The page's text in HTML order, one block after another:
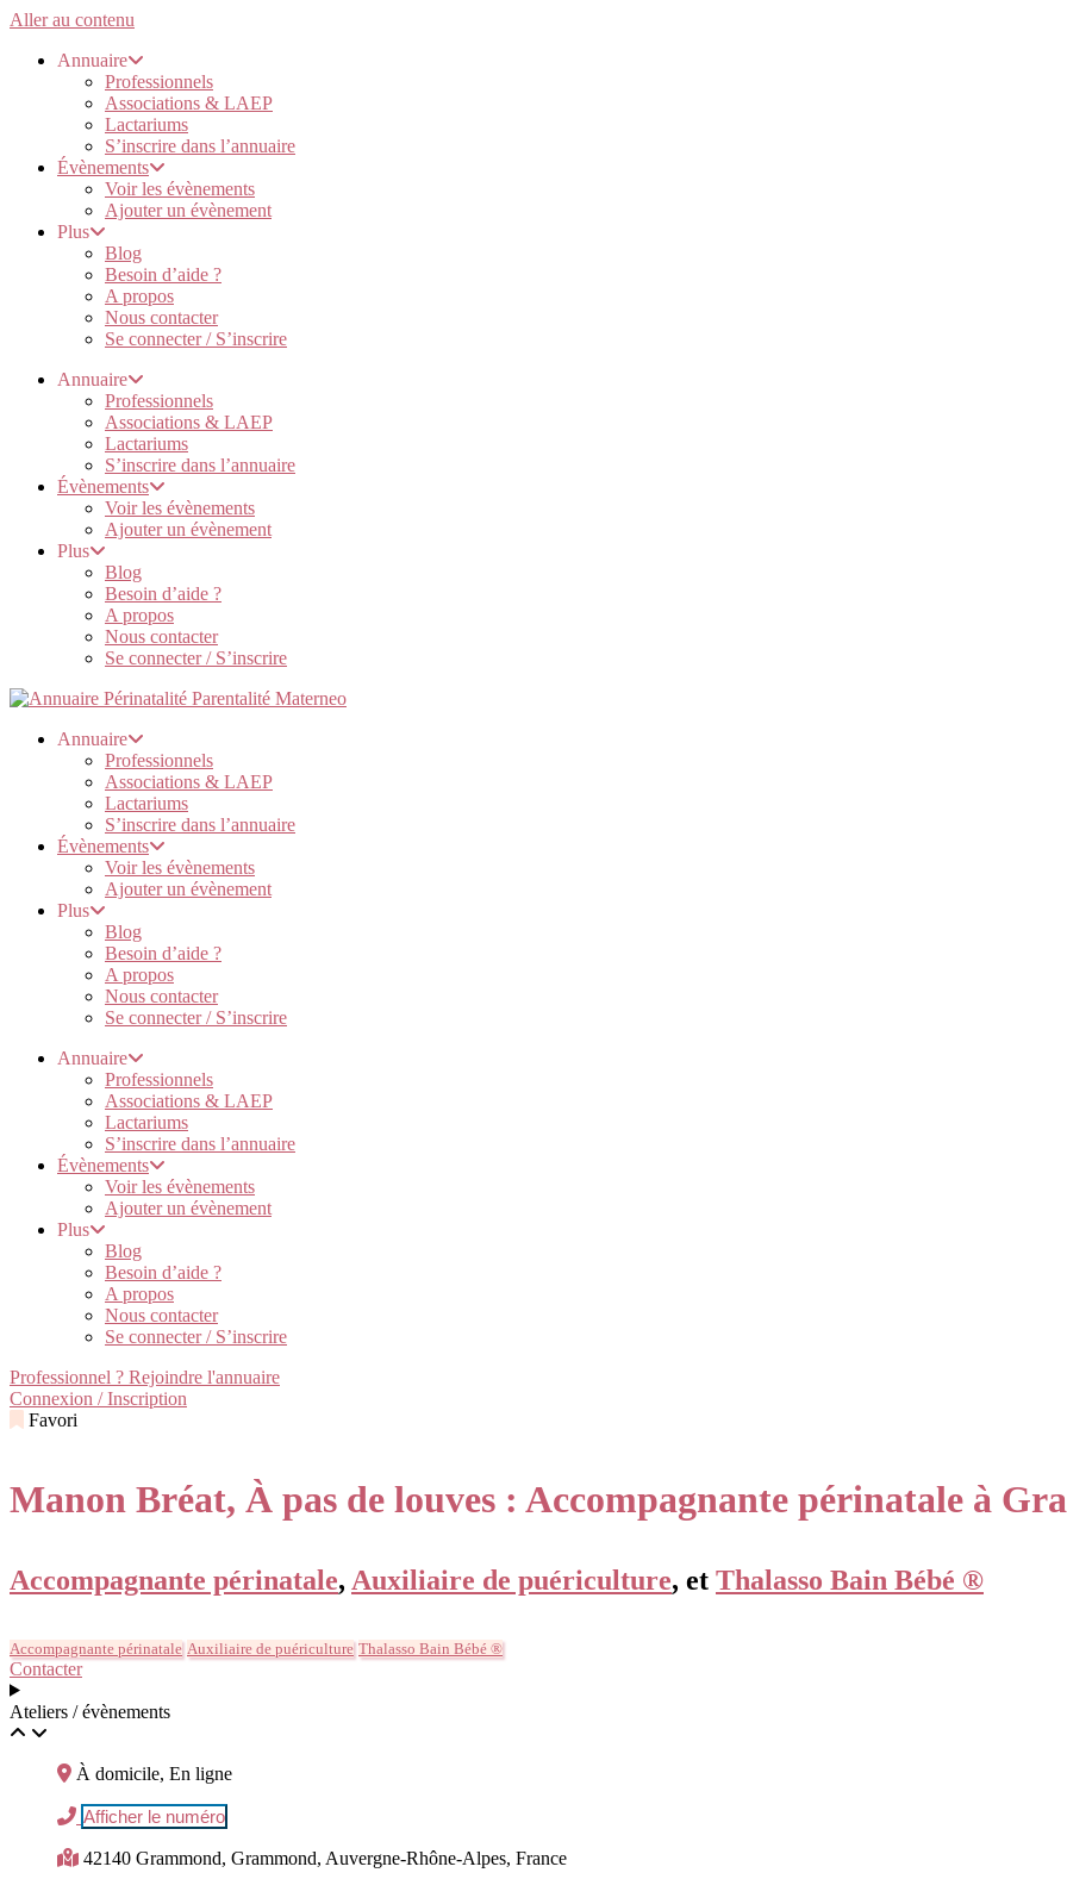
Aller au contenu
Annuaire
Professionnels
Associations & LAEP
Lactariums
S’inscrire dans l’annuaire
Évènements
Voir les évènements
Ajouter un évènement
Plus
Blog
Besoin d’aide ?
A propos
Nous contacter
Se connecter / S’inscrire
Annuaire
Professionnels
Associations & LAEP
Lactariums
S’inscrire dans l’annuaire
Évènements
Voir les évènements
Ajouter un évènement
Plus
Blog
Besoin d’aide ?
A propos
Nous contacter
Se connecter / S’inscrire
Annuaire
Professionnels
Associations & LAEP
Lactariums
S’inscrire dans l’annuaire
Évènements
Voir les évènements
Ajouter un évènement
Plus
Blog
Besoin d’aide ?
A propos
Nous contacter
Se connecter / S’inscrire
Annuaire
Professionnels
Associations & LAEP
Lactariums
S’inscrire dans l’annuaire
Évènements
Voir les évènements
Ajouter un évènement
Plus
Blog
Besoin d’aide ?
A propos
Nous contacter
Se connecter / S’inscrire
Professionnel ? Rejoindre l'annuaire
Connexion / Inscription
Favori
Manon Bréat, À pas de louves : Accompagnante périnatale à
Accompagnante périnatale, Auxiliaire de puériculture, et Thalasso Bain Bébé ®
Accompagnante périnatale Auxiliaire de puériculture Thalasso Bain Bébé ®
Contacter
Ateliers / évènements
À domicile, En ligne
Afficher le numéro
42140 Grammond, Grammond, Auvergne-Rhône-Alpes, France